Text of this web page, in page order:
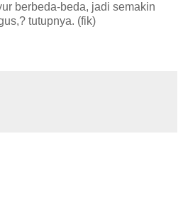
berbeda-beda, jadi semakin
tutupnya. (fik)